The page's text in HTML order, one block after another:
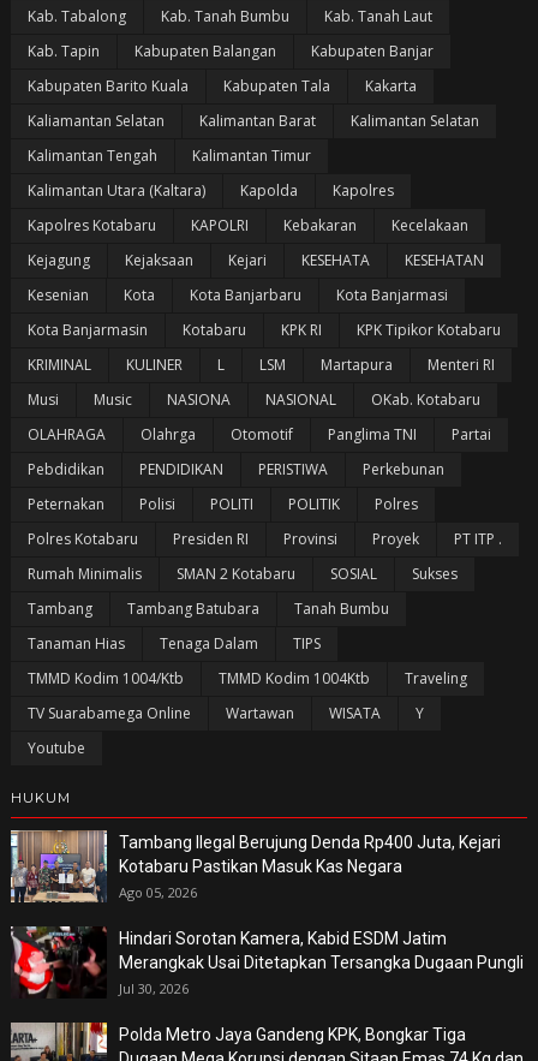
Kab. Tabalong
Kab. Tanah Bumbu
Kab. Tanah Laut
Kab. Tapin
Kabupaten Balangan
Kabupaten Banjar
Kabupaten Barito Kuala
Kabupaten Tala
Kakarta
Kaliamantan Selatan
Kalimantan Barat
Kalimantan Selatan
Kalimantan Tengah
Kalimantan Timur
Kalimantan Utara (Kaltara)
Kapolda
Kapolres
Kapolres Kotabaru
KAPOLRI Kebakaran
Kecelakaan
Kejagung
Kejaksaan Kejari KESEHATA
KESEHATAN
Kesenian
Kota Kota Banjarbaru
Kota Banjarmasi
Kota Banjarmasin
Kotabaru KPK RI
KPK Tipikor Kotabaru
KRIMINAL
KULINER L LSM Martapura
Menteri RI
Musi
Music NASIONA NASIONAL
OKab. Kotabaru
OLAHRAGA
Olahrga Otomotif Panglima TNI
Partai
Pebdidikan
PENDIDIKAN PERISTIWA
Perkebunan
Peternakan
Polisi POLITI POLITIK
Polres
Polres Kotabaru
Presiden RI Provinsi Proyek
PT ITP .
Rumah Minimalis
SMAN 2 Kotabaru SOSIAL
Sukses
Tambang
Tambang Batubara
Tanah Bumbu
Tanaman Hias
Tenaga Dalam
TIPS
TMMD Kodim 1004/Ktb
TMMD Kodim 1004Ktb
Traveling
TV Suarabamega Online
Wartawan WISATA
Y
Youtube
HUKUM
Tambang Ilegal Berujung Denda Rp400 Juta, Kejari
Kotabaru Pastikan Masuk Kas Negara
Ago 05, 2026
Hindari Sorotan Kamera, Kabid ESDM Jatim
Merangkak Usai Ditetapkan Tersangka Dugaan Pungli
Jul 30, 2026
Polda Metro Jaya Gandeng KPK, Bongkar Tiga